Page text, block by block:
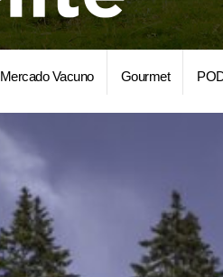
Mercado Vacuno Gourmet